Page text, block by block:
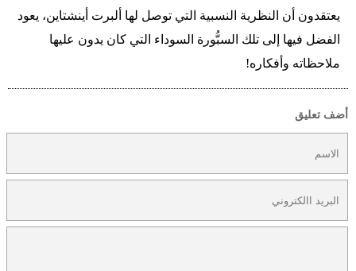
يعتقدون أن النظرية النسبية التي توصل لها ألبرت أينشتاين، يعود
الفضل فيها إلى تلك السبُّورة السوداء التي كان يدون عليها
ملاحظاته وأفكاره!
أضف تعليق